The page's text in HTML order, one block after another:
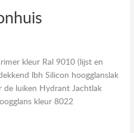
kleur Ral 9010 (lijst en
lbh Silicon hoogglanslak
luiken Hydrant Jachtlak
kleur 8022